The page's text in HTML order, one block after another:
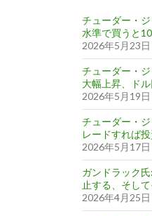
チューダー・
水準で買うと
2026年5月23日
チューダー・
大幅上昇、ド
2026年5月19日
チューダー・
レードすれば
2026年5月17日
ガンドラック
止する、そし
2026年4月25日